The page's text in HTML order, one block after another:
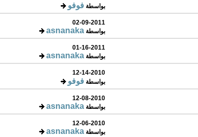
بواسطة فوفو
02-09-2011
بواسطة asnanaka
01-16-2011
بواسطة asnanaka
12-14-2010
بواسطة فوفو
12-08-2010
بواسطة asnanaka
12-06-2010
بواسطة asnanaka